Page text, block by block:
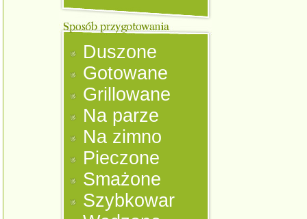
Duszone
Gotowane
Grillowane
Na parze
Na zimno
Pieczone
Smażone
Szybkowar